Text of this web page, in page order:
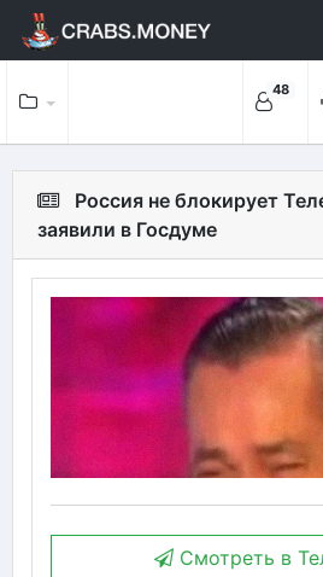
48
Россия не блокирует
заявили в Госдуме
Смотреть в